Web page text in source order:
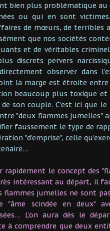
bien plus problématique
ou qui en sont
de mœurs, de terribles
que nos sociétés
et de véritables
discrets pervers
observer dans
la marge est étroite
beaucoup plus toxique et
son couple. C’est ici que
"deux flammes jumelles"
faussement le type de
"d’emprise", celle
rapidement le concept des
intéressant au départ, il
flammes jumelles ne sont
"âme scindée en deux"
L’on aura dès le
à comprendre que deux